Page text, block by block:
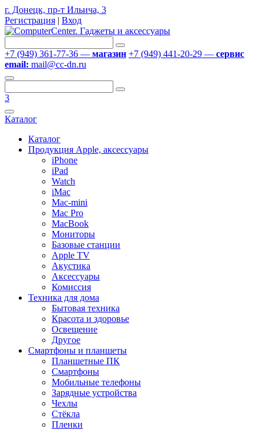
г. Донецк, пр-т Ильича, 3
Регистрация | Вход
+7 (949) 361-77-36 — магазин +7 (949) 441-20-29 — сервис
email: mail@cc-dn.ru
3
Каталог
Каталог
Продукция Apple, аксессуары
iPhone
iPad
Watch
iMac
Mac-mini
Mac Pro
MacBook
Мониторы
Базовые станции
Apple TV
Акустика
Аксессуары
Комиссия
Техника для дома
Бытовая техника
Красота и здоровье
Освещение
Другое
Смартфоны и планшеты
Планшетные ПК
Смартфоны
Мобильные телефоны
Зарядные устройства
Чехлы
Стёкла
Пленки